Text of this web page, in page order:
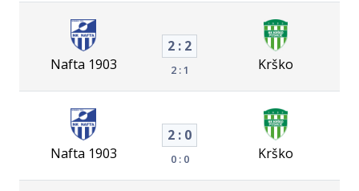
Nafta 1903
2 : 2
2 : 1 Krško
Nafta 1903
2 : 0
0 : 0 Krško